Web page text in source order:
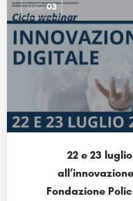
LUG 03
22 e 23
Fondazione